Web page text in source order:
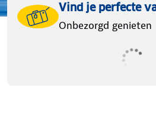
Vind je perfecte
Onbezorgd genieten